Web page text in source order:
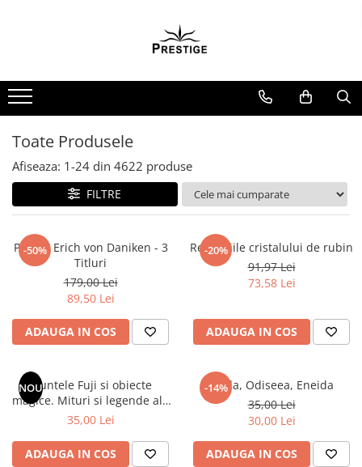
Noutati
Promotii
Spiritualitate - Ezoterism
AngelConnection
Arte Divinatorii
Chiromantie
Dezvoltare Spirituala
KidConnection
Minte Corp
New Illuminati Files
Numerologie
Paranormal
Parapsihologie
Ramtha
Toate Produsele
Afiseaza: 1-24 din 4622 produse
FILTRE
-50%
Pachet Erich von Daniken - 3
Titluri
179,00 Lei
89,50 Lei
ADAUGA IN COS
-20%
Revelatiile cristalului de rubin
91,97 Lei
73,58 Lei
ADAUGA IN COS
NOUMuntele Fuji si obiecte
magice. Mituri si legende ale
Japoniei
35,00 Lei
ADAUGA IN COS
-14%
Iliada, Odiseea, Eneida
35,00 Lei
30,00 Lei
ADAUGA IN COS